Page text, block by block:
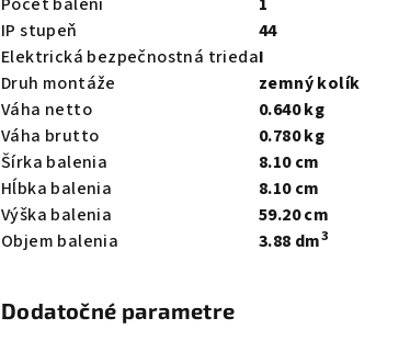
IP stupeň
44
Elektrická bezpečnostná triedaI
Druh montáže
zemný kolík
Váha netto
0.640 kg
Váha brutto
0.780 kg
Šírka balenia
8.10 cm
Hĺbka balenia
8.10 cm
Výška balenia
59.20 cm
Objem balenia
3.88 dm3
Dodatočné parametre